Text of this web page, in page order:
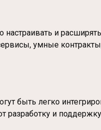
настраивать и
умные
быть легко
и